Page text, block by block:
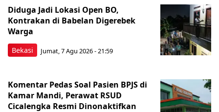
Bekasi
Diduga Jadi Lokasi Open BO,
Kontrakan di Babelan Digerebek
Warga
Jumat, 7 Agu 2026 - 21:59
Komentar Pedas Soal Pasien BPJS di
Kamar Mandi, Perawat RSUD
Cicalengka Resmi Dinonaktifkan